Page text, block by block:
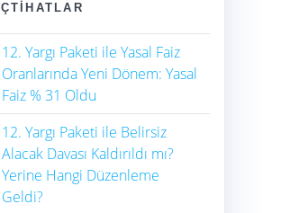
İÇTIHATLAR
12. Yargı Paketi ile Yasal Faiz
Oranlarında Yeni Dönem: Yasal
Faiz % 31 Oldu
12. Yargı Paketi ile Belirsiz
Alacak Davası Kaldırıldı mı?
Yerine Hangi Düzenleme
Geldi?